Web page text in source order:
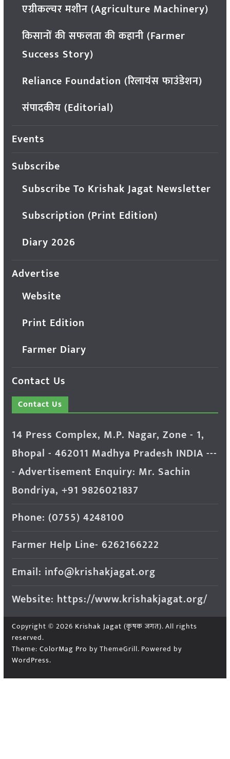
एग्रीकल्चर मशीन (Agriculture Machinery)
किसानों की सफलता की कहानी (Farmer
Success Story)
Reliance Foundation (रिलायंस फाउंडेशन)
संपादकीय (Editorial)
Events
Subscribe
Subscribe To Krishak Jagat Newsletter
Subscription (Print Edition)
Diary 2026
Advertise
Website
Print Edition
Farmer Diary
Contact Us
Contact Us
14 Press Complex, M.P. Nagar, Zone - 1,
Bhopal - 462011 Madhya Pradesh INDIA ---
- Advertisement Enquiry: Mr. Sachin
Bondriya, +91 9826021837
Phone: (0755) 4248100
Farmer Help Line- 6262166222
Email: info@krishakjagat.org
Website: https://www.krishakjagat.org/
Copyright © 2026 Krishak Jagat (कृषक जगत). All rights
reserved.
Theme: ColorMag Pro by ThemeGrill. Powered by
WordPress.